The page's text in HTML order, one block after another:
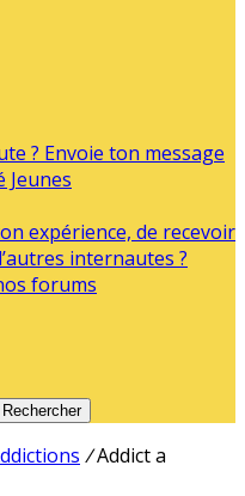
? Envoie ton message
Jeunes
expérience, de recevoir
internautes ?
forums
Rechercher
/Addict a